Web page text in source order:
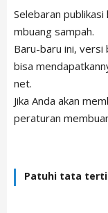
Selebaran
mbuang sampah.
Baru-baru ini, versi
bisa
net.
Jika Anda akan
peraturan
Patuhi tata